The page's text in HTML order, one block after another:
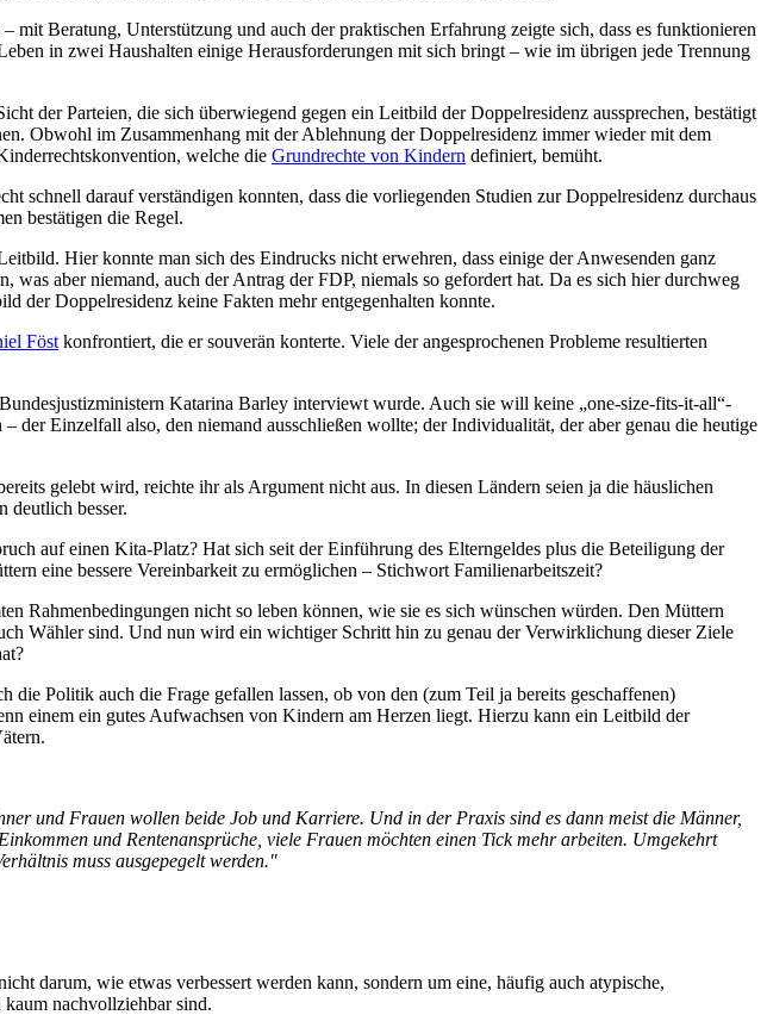
Beratung, Unterstützung und auch der praktischen Erfahrung zeigte sich, dass es funktionieren
in zwei Haushalten einige Herausforderungen mit sich bringt – wie im übrigen jede Trennung
der Parteien, die sich überwiegend gegen ein Leitbild der Doppelresidenz aussprechen, bestätigt
Obwohl im Zusammenhang mit der Ablehnung der Doppelresidenz immer wieder mit dem
welche die Grundrechte von Kindern definiert, bemüht.
schnell darauf verständigen konnten, dass die vorliegenden Studien zur Doppelresidenz durchaus
bestätigen die Regel.
Hier konnte man sich des Eindrucks nicht erwehren, dass einige der Anwesenden ganz
aber niemand, auch der Antrag der FDP, niemals so gefordert hat. Da es sich hier durchweg
der Doppelresidenz keine Fakten mehr entgegenhalten konnte.
Föst konfrontiert, die er souverän konterte. Viele der angesprochenen Probleme resultierten
Bundesjustizministern Katarina Barley interviewt wurde. Auch sie will keine „one-size-fits-it-all“-
Einzelfall also, den niemand ausschließen wollte; der Individualität, der aber genau die heutige
gelebt wird, reichte ihr als Argument nicht aus. In diesen Ländern seien ja die häuslichen
deutlich besser.
auf einen Kita-Platz? Hat sich seit der Einführung des Elterngeldes plus die Beteiligung der
eine bessere Vereinbarkeit zu ermöglichen – Stichwort Familienarbeitszeit?
Rahmenbedingungen nicht so leben können, wie sie es sich wünschen würden. Den Müttern
Wähler sind. Und nun wird ein wichtiger Schritt hin zu genau der Verwirklichung dieser Ziele
Politik auch die Frage gefallen lassen, ob von den (zum Teil ja bereits geschaffenen)
einem ein gutes Aufwachsen von Kindern am Herzen liegt. Hierzu kann ein Leitbild der
und Frauen wollen beide Job und Karriere. Und in der Praxis sind es dann meist die Männer,
und Rentenansprüche, viele Frauen möchten einen Tick mehr arbeiten. Umgekehrt
muss ausgepegelt werden."
darum, wie etwas verbessert werden kann, sondern um eine, häufig auch atypische,
kaum nachvollziehbar sind.